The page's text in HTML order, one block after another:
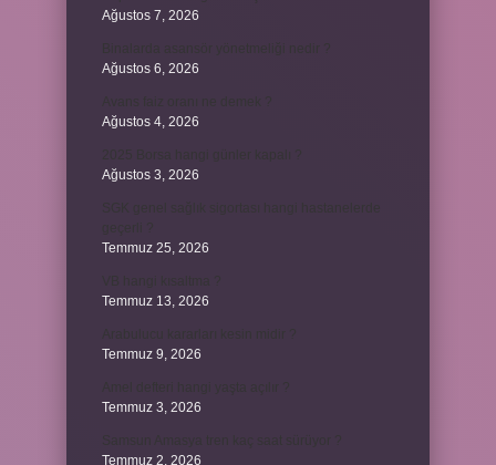
Ağustos 7, 2026
Ağustos 6, 2026
Ağustos 4, 2026
Ağustos 3, 2026
Temmuz 25, 2026
Temmuz 13, 2026
Temmuz 9, 2026
Temmuz 3, 2026
Temmuz 2, 2026